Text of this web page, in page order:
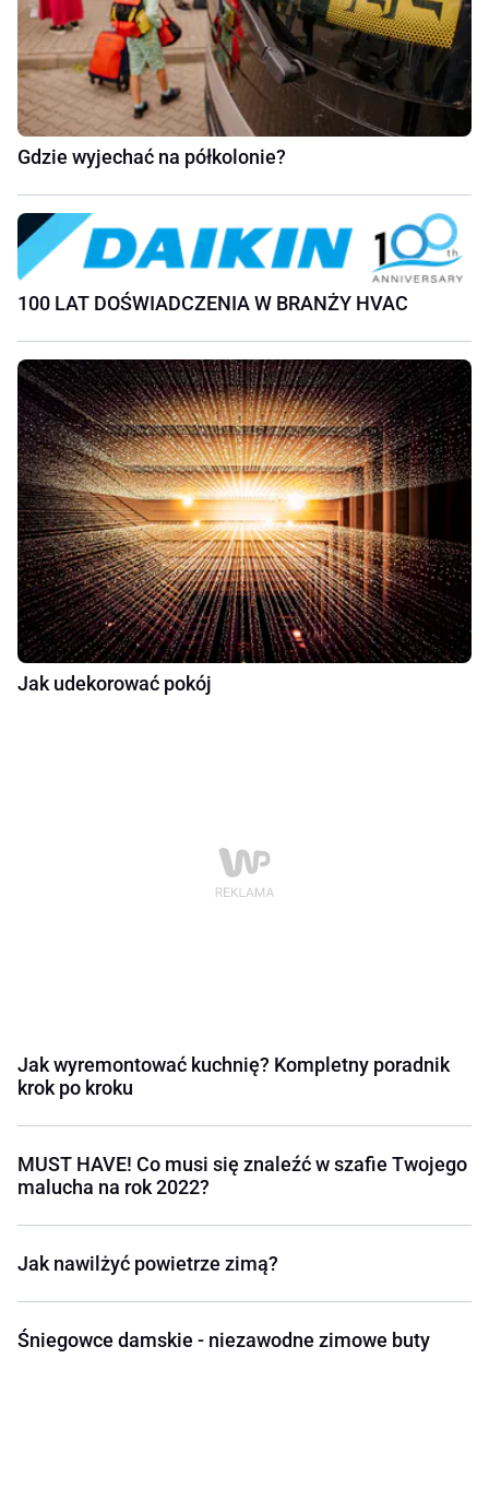
Gdzie wyjechać na półkolonie?
100 LAT DOŚWIADCZENIA W BRANŻY HVAC
Jak udekorować pokój
Jak wyremontować kuchnię? Kompletny poradnik
krok po kroku
MUST HAVE! Co musi się znaleźć w szafie Twojego
malucha na rok 2022?
Jak nawilżyć powietrze zimą?
Śniegowce damskie - niezawodne zimowe buty